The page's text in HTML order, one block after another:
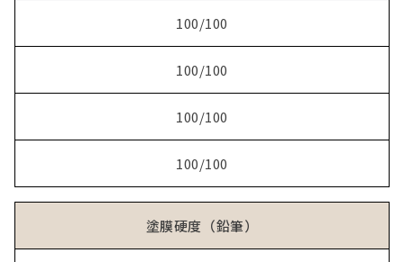
100/100
100/100
100/100
100/100
塗膜硬度（鉛筆）